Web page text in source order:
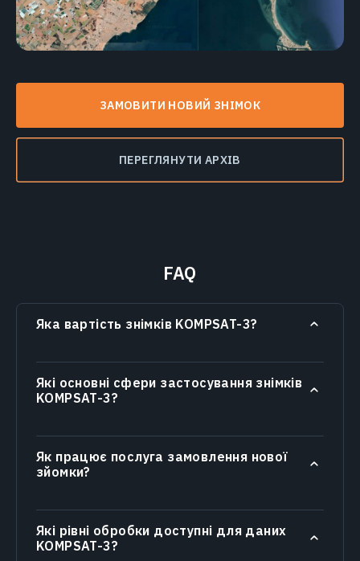
ЗАМОВИТИ НОВИЙ ЗНІМОК
ПЕРЕГЛЯНУТИ АРХІВ
FAQ
Яка вартість знімків KOMPSAT-3?
Які основні сфери застосування знімків
KOMPSAT-3?
Як працює послуга замовлення нової
зйомки?
Які рівні обробки доступні для даних
KOMPSAT-3?